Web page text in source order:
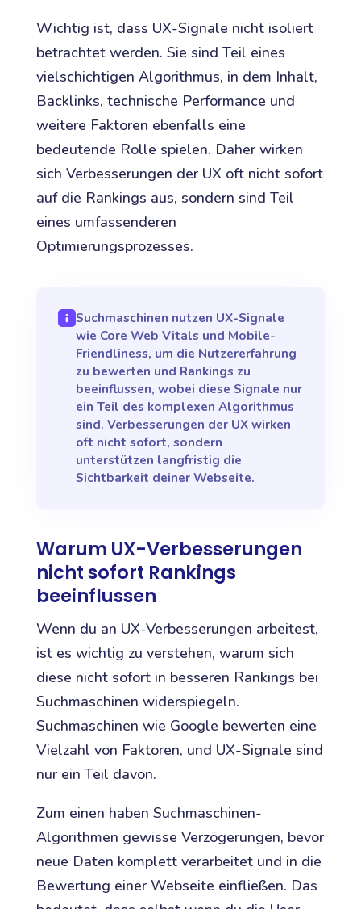
Wichtig ist, dass UX-Signale nicht isoliert
betrachtet werden. Sie sind Teil eines
vielschichtigen Algorithmus, in dem Inhalt,
Backlinks, technische Performance und
weitere Faktoren ebenfalls eine
bedeutende Rolle spielen. Daher wirken
sich Verbesserungen der UX oft nicht sofort
auf die Rankings aus, sondern sind Teil
eines umfassenderen
Optimierungsprozesses.
Suchmaschinen nutzen UX-Signale
wie Core Web Vitals und Mobile-
Friendliness, um die Nutzererfahrung
zu bewerten und Rankings zu
beeinflussen, wobei diese Signale nur
ein Teil des komplexen Algorithmus
sind. Verbesserungen der UX wirken
oft nicht sofort, sondern
unterstützen langfristig die
Sichtbarkeit deiner Webseite.
Warum UX-Verbesserungen
nicht sofort Rankings
beeinflussen
Wenn du an UX-Verbesserungen arbeitest,
ist es wichtig zu verstehen, warum sich
diese nicht sofort in besseren Rankings bei
Suchmaschinen widerspiegeln.
Suchmaschinen wie Google bewerten eine
Vielzahl von Faktoren, und UX-Signale sind
nur ein Teil davon.
Zum einen haben Suchmaschinen-
Algorithmen gewisse Verzögerungen, bevor
neue Daten komplett verarbeitet und in die
Bewertung einer Webseite einfließen. Das